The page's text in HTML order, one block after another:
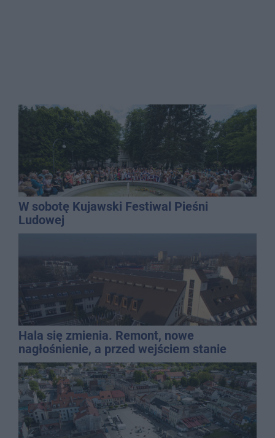
W sobotę Kujawski Festiwal Pieśni
Ludowej
Hala się zmienia. Remont, nowe
nagłośnienie, a przed wejściem stanie
QEMETICA ARENA